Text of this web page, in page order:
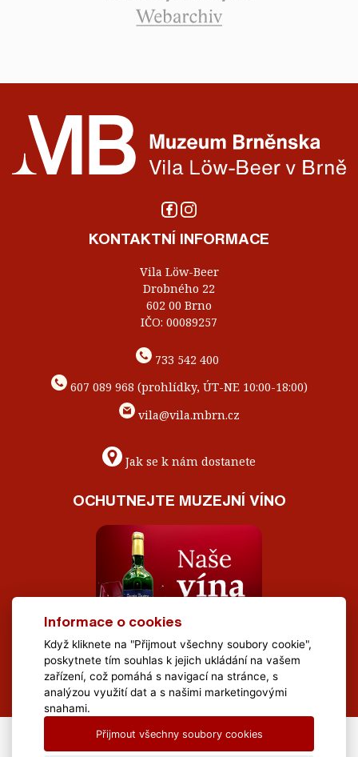
KONTAKTNÍ INFORMACE
Vila Löw-Beer
Drobného 22
602 00 Brno
IČO: 00089257
733 542 400
607 089 968 (prohlídky, ÚT-NE 10:00-18:00)
vila@vila.mbrn.cz
Jak se k nám dostanete
OCHUTNEJTE MUZEJNÍ VÍNO
All Rights Reserved Muzeum Brněnska © 2020, Webdesign by
Informace o cookies
Když kliknete na "Přijmout všechny soubory cookie",
poskytnete tím souhlas k jejich ukládání na vašem
zařízení, což pomáhá s navigací na stránce, s
analýzou využití dat a s našimi marketingovými
snahami.
Přijmout všechny soubory cookies